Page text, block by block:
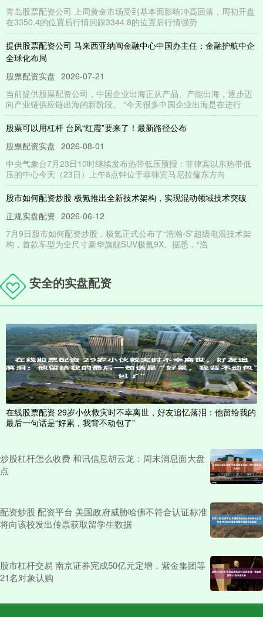
青岛股票配资公司 上周黄金市场受到基本面影响冲高回落，周初开盘
在3350.4的位置后行情回踩3344.8的位置后行情强势
提供股票配资公司 马来西亚纳闽金融中心中国办主任：金融护航中企
全球化布局
股票配资实盘 2026-07-21
当前提供股票配资公司，中国企业出海正从产品、产能出海，逐步迈
向产业链供应链出海的新阶段。 “今天很多中国企业出海是在进行
股票可以用杠杆 台风“红霞”要来了！最新路径公布
股票配资实盘 2026-08-01
中央气象台7月23日10时继续发布热带低压预报：菲律宾以东热带低
压的中心今天（23日）上午8点钟位于菲律宾马尼拉偏东方向
股市如何配资炒股 极氪推出全新技术架构，实现混动领域技术突破
正规实盘配资 2026-06-12
7月9日股市如何配资炒股，极氪正式公布了“浩瀚-S”超级电混技术架
构，首款车型为全尺寸豪华旗舰SUV极氪9X。据悉，“浩
股票配资实盘 2026-06-12
美国达拉斯联储的一项研究发现网上股票配资怎么样网上股票配资怎
安全的实盘配资
在线股票配资 29岁小伙救灾时不幸离世，好友追忆落泪：他留给我的
最后一句话是“好累，我背不动包了”
炒股杠杆怎么收费 和讯信息胡云龙：周末消息面大盘
点
配资炒股 配资平台 美国政府威胁哈佛不符合认证标准
将向该校发出传票获取留学生数据
股市杠杆交易 南京证券完成50亿元定增，紫金集团等
21名对象认购